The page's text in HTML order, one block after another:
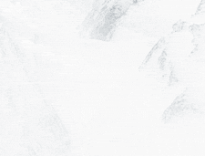
KitzSki – Kitzbühel/​Kirchberg